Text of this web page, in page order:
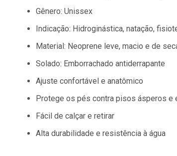
Gênero: Unissex
Indicação: Hidroginástica, natação,
Material: Neoprene leve, macio e de
Solado: Emborrachado antiderrapante
Ajuste confortável e anatômico
Protege os pés contra pisos ásperos e
Fácil de calçar e retirar
Alta durabilidade e resistência à água